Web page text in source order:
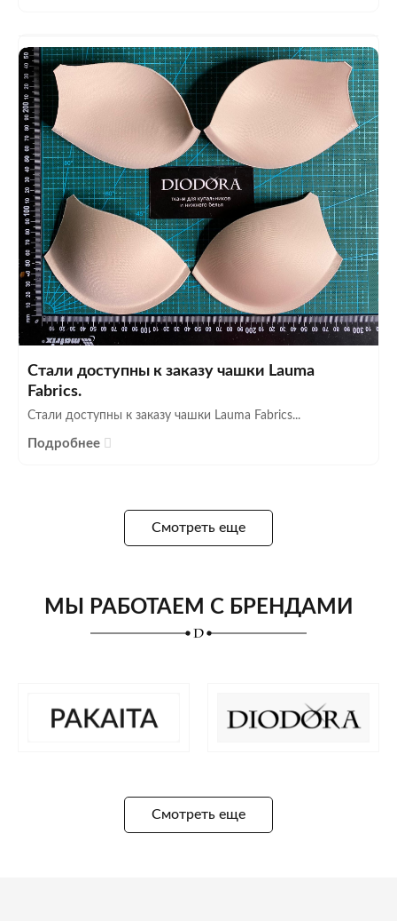
Стали доступны к заказу чашки Lauma
Fabrics.
Стали доступны к заказу чашки Lauma Fabrics...
Подробнее
Смотреть еще
МЫ РАБОТАЕМ С БРЕНДАМИ
Смотреть еще